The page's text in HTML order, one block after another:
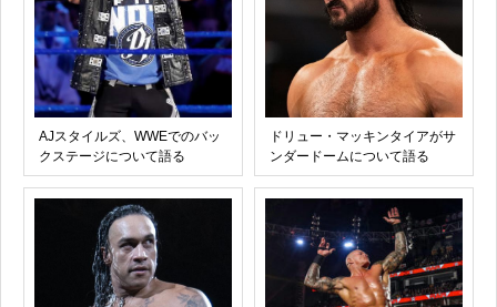
AJスタイルズ、WWEでのバッ
クステージについて語る
ドリュー・マッキンタイアがサ
ンダードームについて語る